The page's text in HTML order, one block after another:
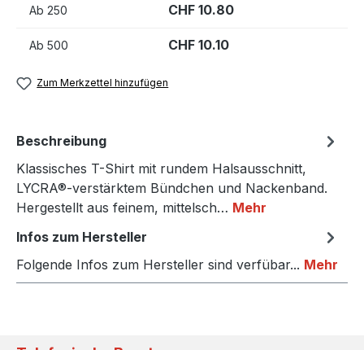
Ab 250 CHF 10.80
Ab 500 CHF 10.10
Zum Merkzettel hinzufügen
Beschreibung
Klassisches T-Shirt mit rundem Halsausschnitt,
LYCRA®-verstärktem Bündchen und Nackenband.
Hergestellt aus feinem, mittelsch… Mehr
Infos zum Hersteller
Folgende Infos zum Hersteller sind verfübar... Mehr